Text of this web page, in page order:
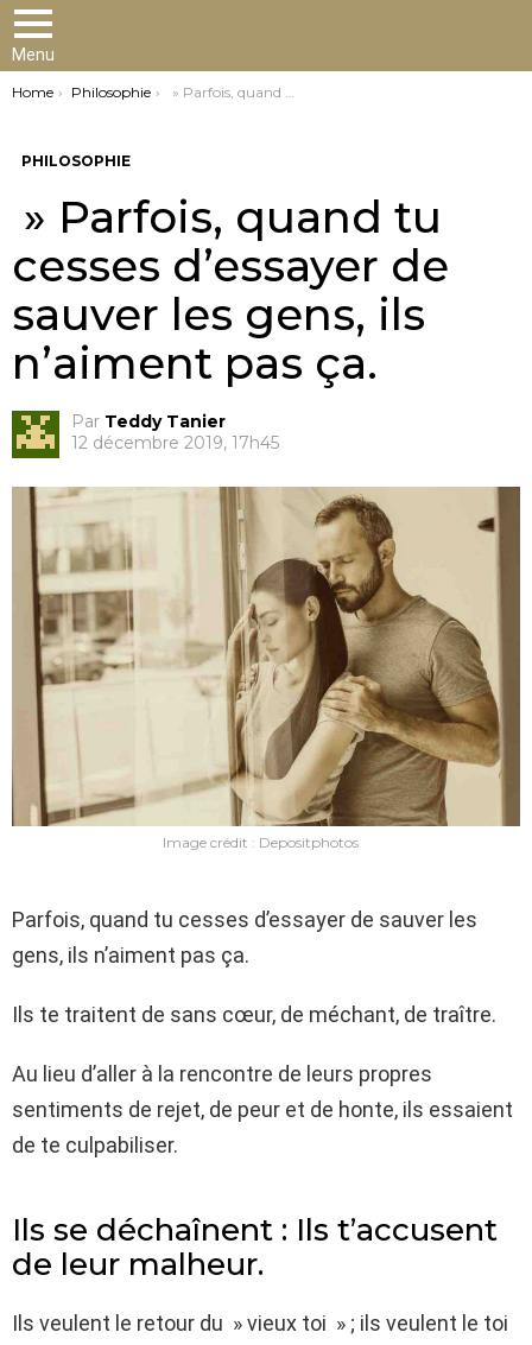
Menu
You are here:
Home Philosophie » Parfois, quand tu cesses d’essayer de sauver les gens, ils n’aiment pas ça.
PHILOSOPHIE
» Parfois, quand tu
cesses d’essayer de
sauver les gens, ils
n’aiment pas ça.
Par Teddy Tanier
12 décembre 2019, 17h45
Image crédit : Depositphotos
Parfois, quand tu cesses d’essayer de sauver les
gens, ils n’aiment pas ça.
Ils te traitent de sans cœur, de méchant, de traître.
Au lieu d’aller à la rencontre de leurs propres
sentiments de rejet, de peur et de honte, ils essaient
de te culpabiliser.
Ils se déchaînent : Ils t’accusent
de leur malheur.
Ils veulent le retour du » vieux toi » ; ils veulent le toi